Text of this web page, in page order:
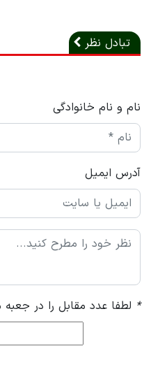
تبادل نظر
نام و نام خانوادگی
آدرس ایمیل
* لطفا عدد مقابل را در جعبه